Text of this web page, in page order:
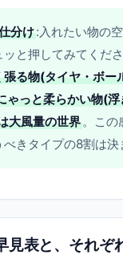
分け:入れたい物の
と押してみてくださ
張る物(タイヤ・ボー
ゃっと柔らかい物(
大風量の世界。この
べきタイプの8割は決
見表と、それぞ